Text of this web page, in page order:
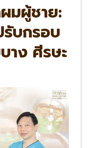
มผู้ชาย:
รับกรอบ
ง ศีรษะ